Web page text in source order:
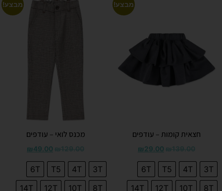
מבצע!
חצאית קומות – עודפים
₪29.00
3T
4T
T5
6T
8T
10T
12T
14T
מבצע!
מכנס לואי – עודפים
₪49.00
3T
4T
T5
6T
8T
10T
12T
14T